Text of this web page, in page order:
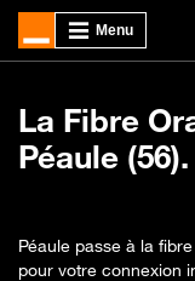
La Fibre
Péaule (56).
Péaule passe à la
pour votre connexion